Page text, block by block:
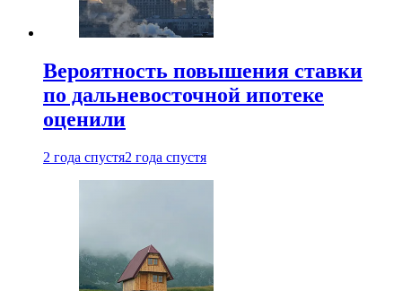
Вероятность повышения ставки
по дальневосточной ипотеке
оценили
2 года спустя2 года спустя